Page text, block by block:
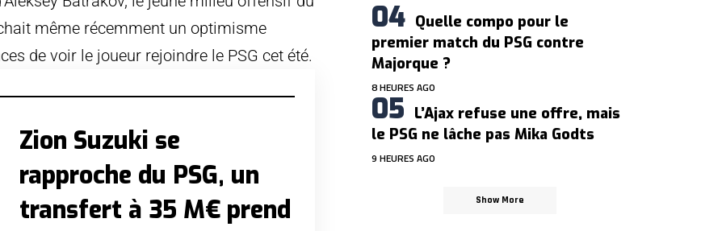
même récemment un optimisme
de voir le joueur rejoindre le PSG cet été.
Zion Suzuki se
rapproche du PSG, un
transfert à 35 M€ prend
Quelle compo pour le
premier match du PSG contre
Majorque ?
8 HEURES AGO
L’Ajax refuse une offre, mais
le PSG ne lâche pas Mika Godts
9 HEURES AGO
Show More